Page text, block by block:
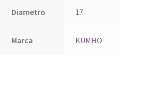
Diametro 17
Marca KUMHO